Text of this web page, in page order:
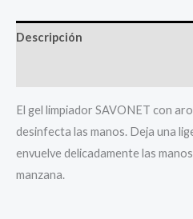
Descripción
El gel limpiador SAVONET con
desinfecta las manos. Deja una
envuelve delicadamente las
manzana.